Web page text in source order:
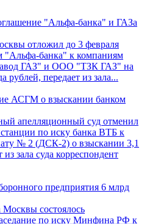
"Альфа-банка" и ГАЗа
отложил до 3 февраля
"Альфа-банка" к компаниям
ГАЗ" и ООО "ТЗК ГАЗ" на
передает из зала...
АСГМ о взыскании банком
апелляционный суд отменил
по иску банка ВТБ к
№ 2 (ДСК-2) о взыскании 3,1
зала суда корреспондент
предприятия 6 млрд
состоялось
по иску Минфина РФ к